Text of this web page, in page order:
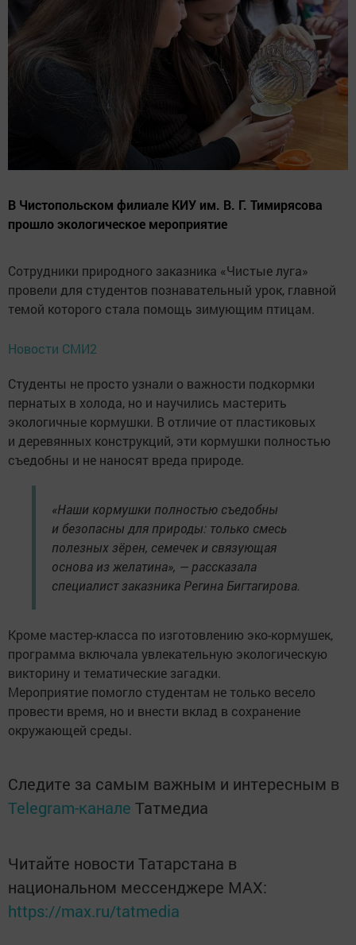
В Чистопольском филиале КИУ им. В. Г. Тимирясова
прошло экологическое мероприятие
Сотрудники природного заказника «Чистые луга»
провели для студентов познавательный урок, главной
темой которого стала помощь зимующим птицам.
Новости СМИ2
Студенты не просто узнали о важности подкормки
пернатых в холода, но и научились мастерить
экологичные кормушки. В отличие от пластиковых
и деревянных конструкций, эти кормушки полностью
съедобны и не наносят вреда природе.
«Наши кормушки полностью съедобны
и безопасны для природы: только смесь
полезных зёрен, семечек и связующая
основа из желатина», — рассказала
специалист заказника Регина Бигтагирова.
Кроме мастер-класса по изготовлению эко-кормушек,
программа включала увлекательную экологическую
викторину и тематические загадки.
Мероприятие помогло студентам не только весело
провести время, но и внести вклад в сохранение
окружающей среды.
Следите за самым важным и интересным в
Telegram-канале Татмедиа
Читайте новости Татарстана в
национальном мессенджере MАХ:
https://max.ru/tatmedia